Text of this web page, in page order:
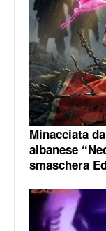
Minacciata
albanese
smaschera